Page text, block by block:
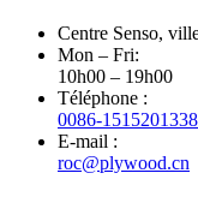
Centre Senso,
Mon – Fri:
10h00 – 19h00
Téléphone :
0086-
E-mail :
roc@plywood.cn